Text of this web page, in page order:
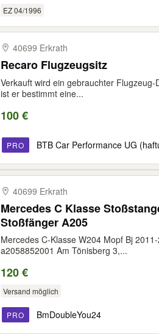
EZ 04/1996
40699 Erkrath
Recaro Flugzeugsitz
Verkauft wird ein gebrauchter
ist er bestimmt eine...
100 €
PRO BTB Car Performance UG
40699 Erkrath
Mercedes C Klasse Stoßstange vorne Frontschürze
Stoßfänger A205
Mercedes C-Klasse W204 Mopf Bj
a2058852001 Am Tönisberg 3,...
120 €
Versand möglich
PRO BmDoubleYou24